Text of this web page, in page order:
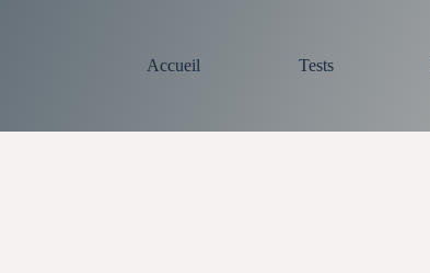
Accueil
Tests